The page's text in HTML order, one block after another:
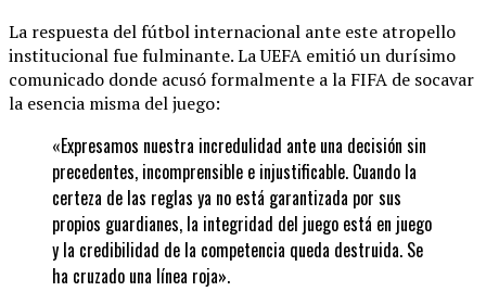
La respuesta del fútbol internacional ante este atropello
institucional fue fulminante. La UEFA emitió un durísimo
comunicado donde acusó formalmente a la FIFA de socavar
la esencia misma del juego:
«Expresamos nuestra incredulidad ante una decisión sin
precedentes, incomprensible e injustificable. Cuando la
certeza de las reglas ya no está garantizada por sus
propios guardianes, la integridad del juego está en juego
y la credibilidad de la competencia queda destruida. Se
ha cruzado una línea roja».